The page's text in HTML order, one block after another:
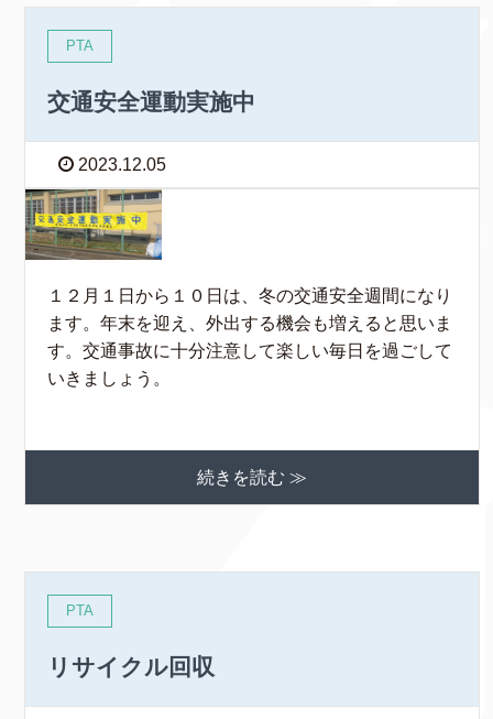
PTA
交通安全運動実施中
2023.12.05
１２月１日から１０日は、冬の交通安全週間になり
ます。年末を迎え、外出する機会も増えると思いま
す。交通事故に十分注意して楽しい毎日を過ごして
いきましょう。
続きを読む ≫
PTA
リサイクル回収